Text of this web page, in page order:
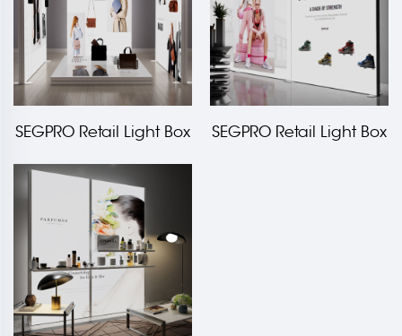
SEGPRO Retail Light Box
SEGPRO Retail Light Box